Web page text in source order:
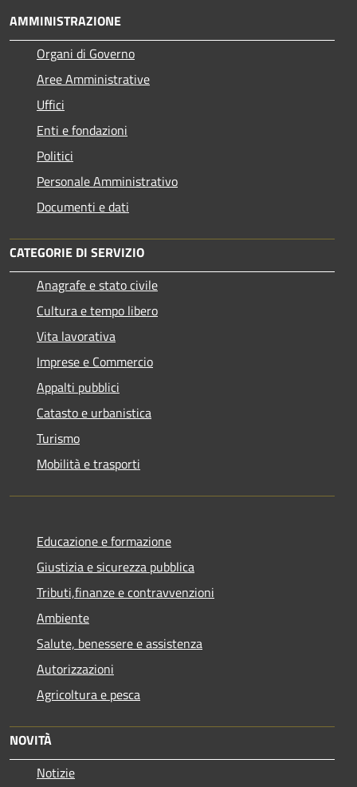
AMMINISTRAZIONE
Organi di Governo
Aree Amministrative
Uffici
Enti e fondazioni
Politici
Personale Amministrativo
Documenti e dati
CATEGORIE DI SERVIZIO
Anagrafe e stato civile
Cultura e tempo libero
Vita lavorativa
Imprese e Commercio
Appalti pubblici
Catasto e urbanistica
Turismo
Mobilità e trasporti
Educazione e formazione
Giustizia e sicurezza pubblica
Tributi,finanze e contravvenzioni
Ambiente
Salute, benessere e assistenza
Autorizzazioni
Agricoltura e pesca
NOVITÀ
Notizie